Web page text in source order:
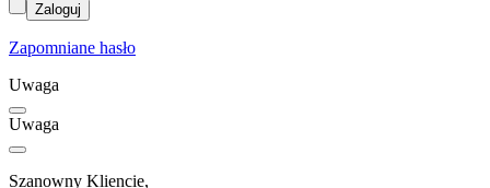
Zaloguj
Zapomniane hasło
Uwaga
Uwaga
Szanowny Kliencie,